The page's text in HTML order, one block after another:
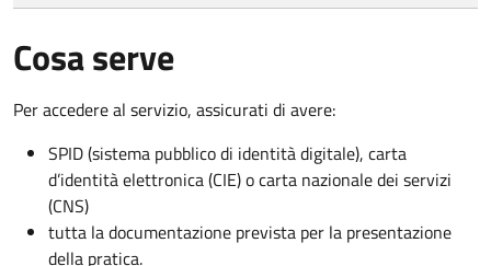
Cosa serve
Per accedere al servizio, assicurati di avere:
SPID (sistema pubblico di identità digitale), carta
d’identità elettronica (CIE) o carta nazionale dei servizi
(CNS)
tutta la documentazione prevista per la presentazione
della pratica.